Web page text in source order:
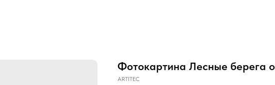
Фотокартина Лесные берега
ARTITEC